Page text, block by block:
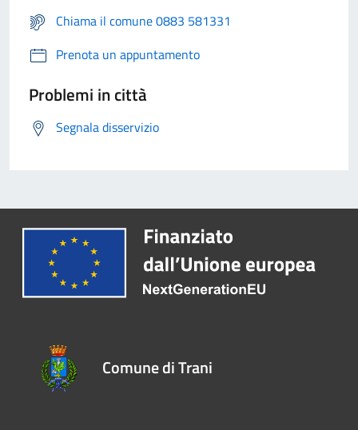
Chiama il comune 0883 581331
Prenota un appuntamento
Problemi in città
Segnala disservizio
Comune di Trani